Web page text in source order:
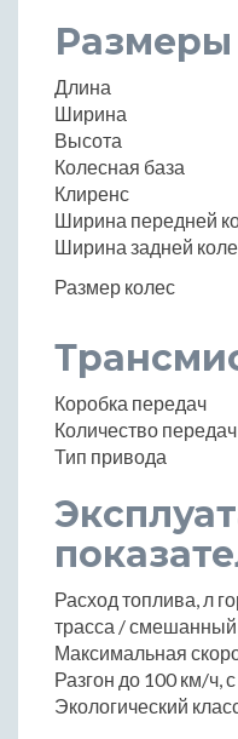
Длина
Ширина
Высота
Колесная база
Клиренс
Ширина передней
Ширина задней
Размер колес
Коробка передач
Количество передач
Тип привода
Расход топлива, л
трасса / смешанный
Максимальная
Разгон до 100 км/ч, с
Экологический